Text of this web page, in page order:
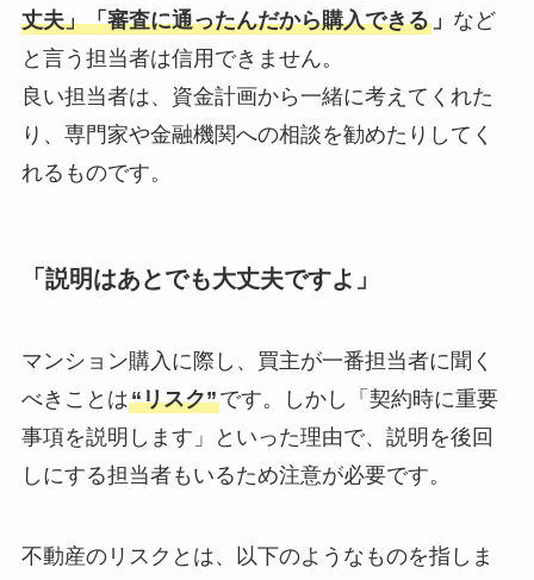
丈夫」「審査に通ったんだから購入できる」 など
と言う担当者は信用できません。
良い担当者は、資金計画から一緒に考えてくれた
り、専門家や金融機関への相談を勧めたりしてく
れるものです。
「説明はあとでも大丈夫ですよ」
マンション購入に際し、 買主が一番担当者に聞く
べきことは“リスク”です。しかし「契約時に重要
事項を説明します」といった理由で、説明を後回
しにする担当者もいるため注意が必要です。
不動産のリスクとは、以下のようなものを指しま